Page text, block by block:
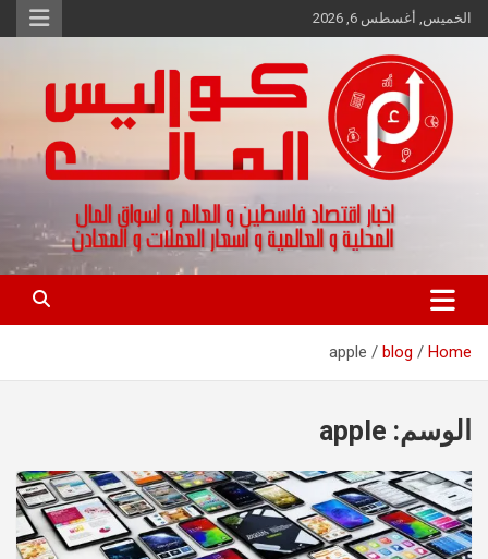
Skip
to
الخميس, أغسطس 6, 2026
كواليس المال
اخبار اقتصاد فلسطين و العالم و تقارير اسواق المال و العملات
Home
blog
apple
الوسم: apple